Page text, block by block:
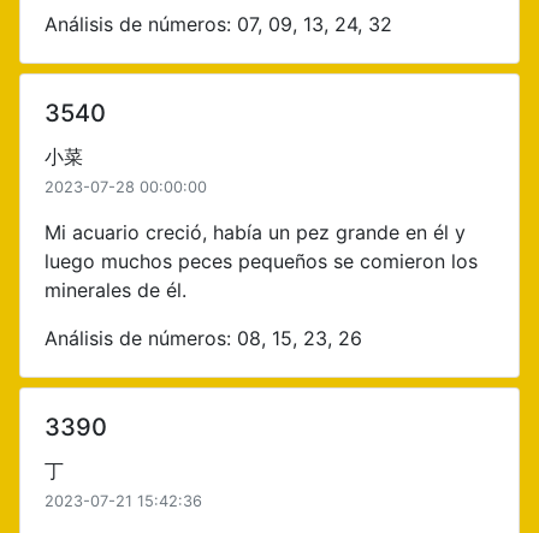
Análisis de números: 07, 09, 13, 24, 32
3540
小菜
2023-07-28 00:00:00
Mi acuario creció, había un pez grande en él y
luego muchos peces pequeños se comieron los
minerales de él.
Análisis de números: 08, 15, 23, 26
3390
丁
2023-07-21 15:42:36